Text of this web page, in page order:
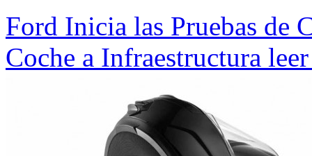
Ford Inicia las Pruebas de
Coche a Infraestructura